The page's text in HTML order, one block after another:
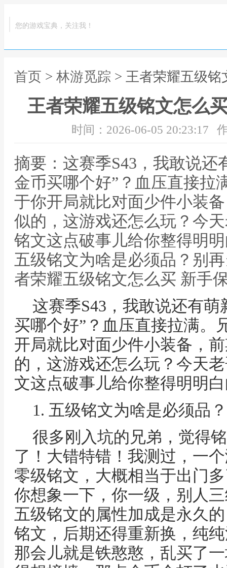
您的游戏宝典，关注我！
首页 > 林游觅踪 > 王者荣耀五级
王者荣耀五级铭文怎么
时间：2026-06-05 20:23:17
摘要：这赛季S43，我敢说还
金币买哪个好”？血压直接拉
于你开局就比对面少件小装
似的，这游戏还怎么玩？今
铭文这点破事儿给你整得明
五级铭文为啥是必须品？别
者荣耀五级铭文怎么买 新手
这赛季S43，我敢说还有
买哪个好”？血压直接拉满。
开局就比对面少件小装备，
的，这游戏还怎么玩？今天
文这点破事儿给你整得明明
1. 五级铭文为啥是必须品
很多刚入坑的兄弟，觉得
了！大错特错！我测过，一
零级铭文，大概相当于出门
你想象一下，你一级，别人
五级铭文的属性加成是永久
铭文，后期还得重新换，纯
那会儿就是铁憨憨，乱买了